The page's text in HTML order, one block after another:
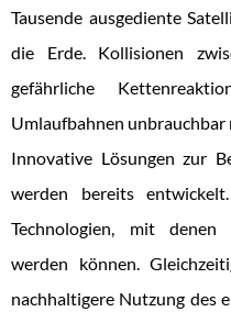
Tausende ausgediente
die Erde. Kollisionen
gefährliche
Umlaufbahnen unbrauchbar
Innovative Lösungen zur
werden bereits
Technologien, mit
werden können.
nachhaltigere Nutzung des